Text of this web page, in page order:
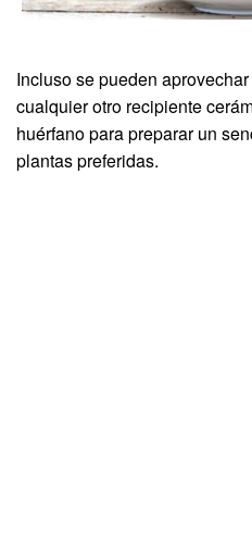
Incluso se pueden
cualquier otro recipiente
huérfano para preparar un
plantas preferidas.